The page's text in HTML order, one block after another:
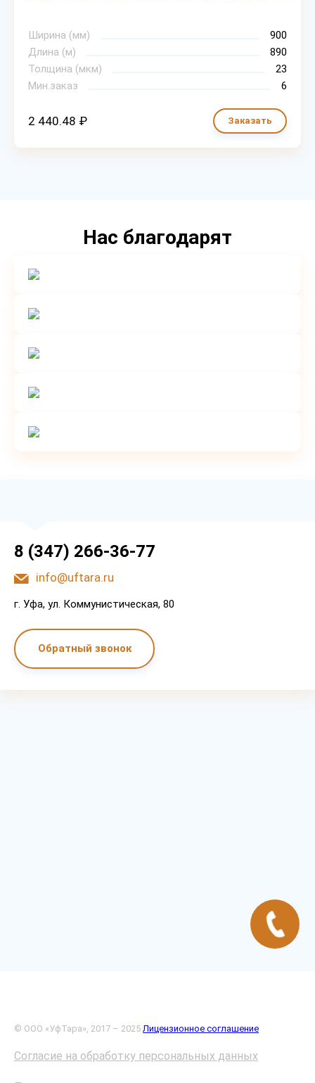
Ширина (мм)
900
Длина (м)
890
Толщина (мкм)
23
Мин.заказ
6
2 440.48 ₽ Заказать
Нас благодарят
8 (347) 266-36-77
info@uftara.ru
г. Уфа, ул. Коммунистическая, 80
Обратный звонок
© ООО «УфТара», 2017 – 2025 Лицензионное соглашение
Согласие на обработку персональных данных